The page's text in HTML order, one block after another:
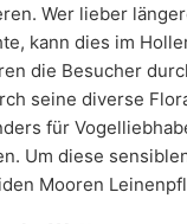
Wer lieber
kann dies im
die Besucher
seine diverse
für
Um diese
Mooren